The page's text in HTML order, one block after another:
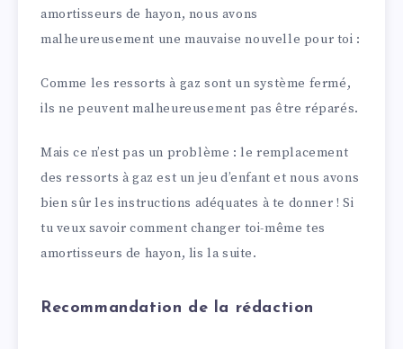
amortisseurs de hayon, nous avons
malheureusement une mauvaise nouvelle pour toi :
Comme les ressorts à gaz sont un système fermé,
ils ne peuvent malheureusement pas être réparés.
Mais ce n’est pas un problème : le remplacement
des ressorts à gaz est un jeu d’enfant et nous avons
bien sûr les instructions adéquates à te donner ! Si
tu veux savoir comment changer toi-même tes
amortisseurs de hayon, lis la suite.
Recommandation de la rédaction